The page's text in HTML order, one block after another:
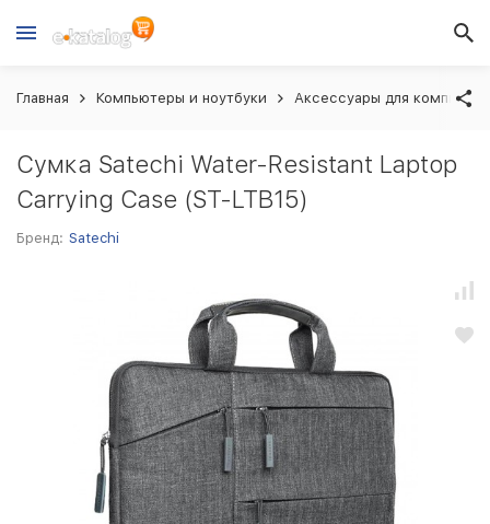
Главная Компьютеры и ноутбуки Аксессуары для
Сумка Satechi Water-Resistant Laptop
Carrying Case (ST-LTB15)
Бренд: Satechi